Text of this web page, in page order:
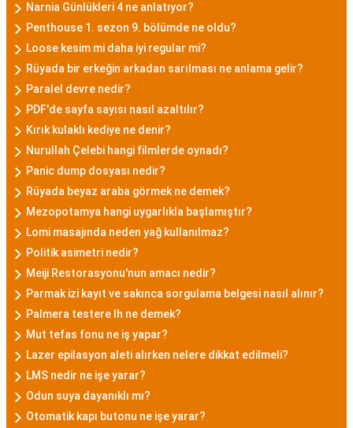
Narnia Günlükleri 4 ne anlatıyor?
Penthouse 1. sezon 9. bölümde ne oldu?
Loose kesim mi daha iyi regular mi?
Rüyada bir erkeğin arkadan sarılması ne anlama gelir?
Paralel devre nedir?
PDF'de sayfa sayısı nasıl azaltılır?
Kırık kulaklı kediye ne denir?
Nurullah Çelebi hangi filmlerde oynadı?
Panic dump dosyası nedir?
Rüyada beyaz araba görmek ne demek?
Mezopotamya hangi uygarlıkla başlamıştır?
Lomi masajında neden yağ kullanılmaz?
Politik asimetri nedir?
Meiji Restorasyonu'nun amacı nedir?
Parmak izi kayıt ve sakınca sorgulama belgesi nasıl alınır?
Palmera testere lh ne demek?
Mut tefas fonu ne iş yapar?
Lazer epilasyon aleti alırken nelere dikkat edilmeli?
LMS nedir ne işe yarar?
Odun suya dayanıklı mı?
Otomatik kapı butonu ne işe yarar?